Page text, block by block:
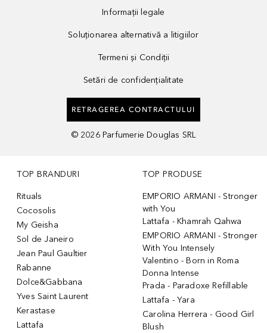
Informații legale
Soluționarea alternativă a litigiilor
Termeni și Condiții
Setări de confidențialitate
RETRAGEREA CONTRACTULUI
© 2026 Parfumerie Douglas SRL
TOP BRANDURI
Rituals
Cocosolis
My Geisha
Sol de Janeiro
Jean Paul Gaultier
Rabanne
Dolce&Gabbana
Yves Saint Laurent
Kerastase
Lattafa
TOP PRODUSE
EMPORIO ARMANI - Stronger
with You
Lattafa - Khamrah Qahwa
EMPORIO ARMANI - Stronger
With You Intensely
Valentino - Born in Roma
Donna Intense
Prada - Paradoxe Refillable
Lattafa - Yara
Carolina Herrera - Good Girl
Blush